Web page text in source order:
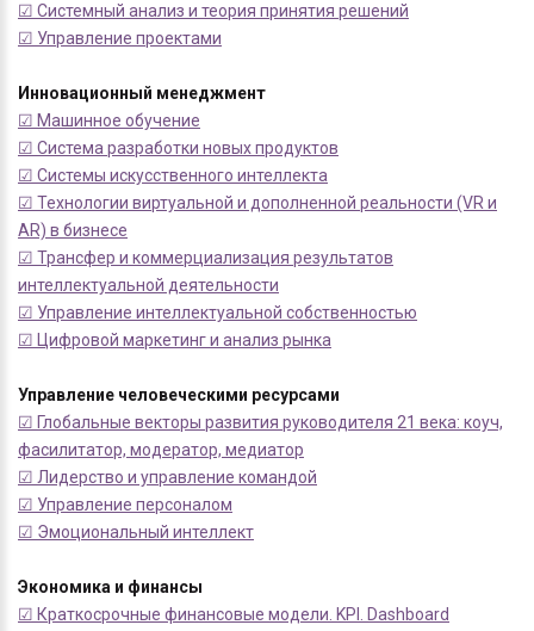
☑ Системный анализ и теория принятия решений
☑ Управление проектами
Инновационный менеджмент
☑ Машинное обучение
☑ Система разработки новых продуктов
☑ Системы искусственного интеллекта
☑ Технологии виртуальной и дополненной реальности (VR и
AR) в бизнесе
☑ Трансфер и коммерциализация результатов
интеллектуальной деятельности
☑ Управление интеллектуальной собственностью
☑ Цифровой маркетинг и анализ рынка
Управление человеческими ресурсами
☑ Глобальные векторы развития руководителя 21 века: коуч,
фасилитатор, модератор, медиатор
☑ Лидерство и управление командой
☑ Управление персоналом
☑ Эмоциональный интеллект
Экономика и финансы
☑ Краткосрочные финансовые модели. KPI. Dashboard